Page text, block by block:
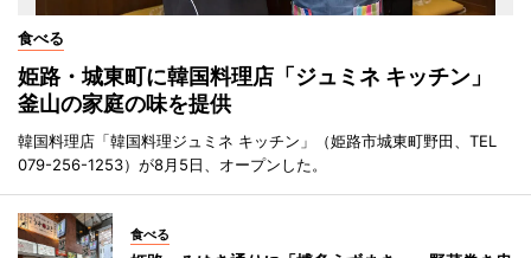
食べる
姫路・城東町に韓国料理店「ジュミネ キッチン」
釜山の家庭の味を提供
韓国料理店「韓国料理ジュミネ キッチン」（姫路市城東町野田、TEL
079-256-1253）が8月5日、オープンした。
食べる